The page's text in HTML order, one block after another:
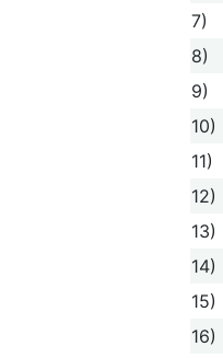
7)
8)
9)
10)
11)
12)
13)
14)
15)
16)